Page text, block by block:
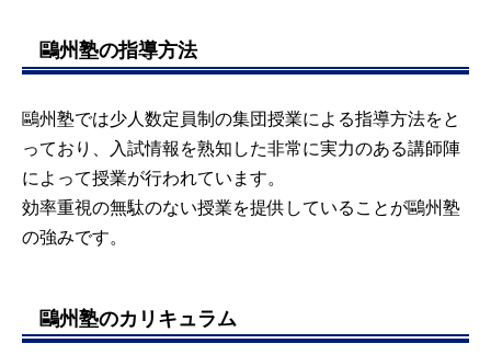
鷗州塾の指導方法
鷗州塾では少人数定員制の集団授業による指導方法をと
っており、入試情報を熟知した非常に実力のある講師陣
によって授業が行われています。
効率重視の無駄のない授業を提供していることが鷗州塾
の強みです。
鷗州塾のカリキュラム